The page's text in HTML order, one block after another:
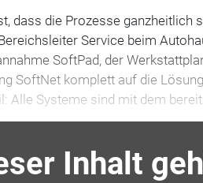
dass die Prozesse ganzheitlich
Service beim
SoftPad, der
SoftNet komplett auf die
Alle Systeme sind mit dem
Inhalt